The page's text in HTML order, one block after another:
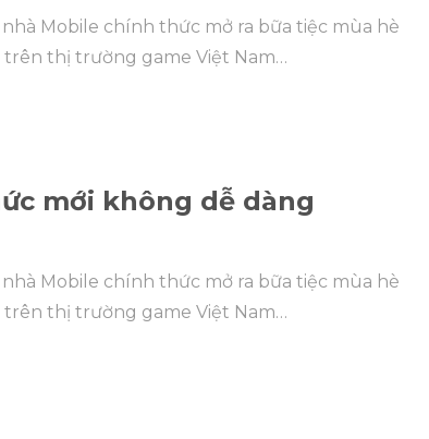
nhà Mobile chính thức mở ra bữa tiệc mùa hè
trên thị trường game Việt Nam…
mới không dễ dàng
nhà Mobile chính thức mở ra bữa tiệc mùa hè
trên thị trường game Việt Nam…